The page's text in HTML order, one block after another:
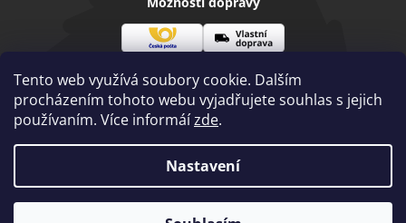
Tento web využívá soubory cookie. Dalším
procházením tohoto webu vyjadřujete souhlas s jejich
používaním. Více informáízde.
Nastavení
pošta
doprava
Visa Mastercard
Copyright 2026
Diamantovenastroje.cz. Všechna práva
vyhrazena.